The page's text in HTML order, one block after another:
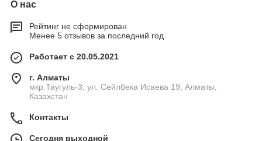
О нас
Рейтинг не сформирован
Менее 5 отзывов за последний год
Работает с 20.05.2021
г. Алматы
мкр.Таугуль-3, ул. Сейлбека Исаева 19, Алматы,
Казахстан
Контакты
Сегодня выходной